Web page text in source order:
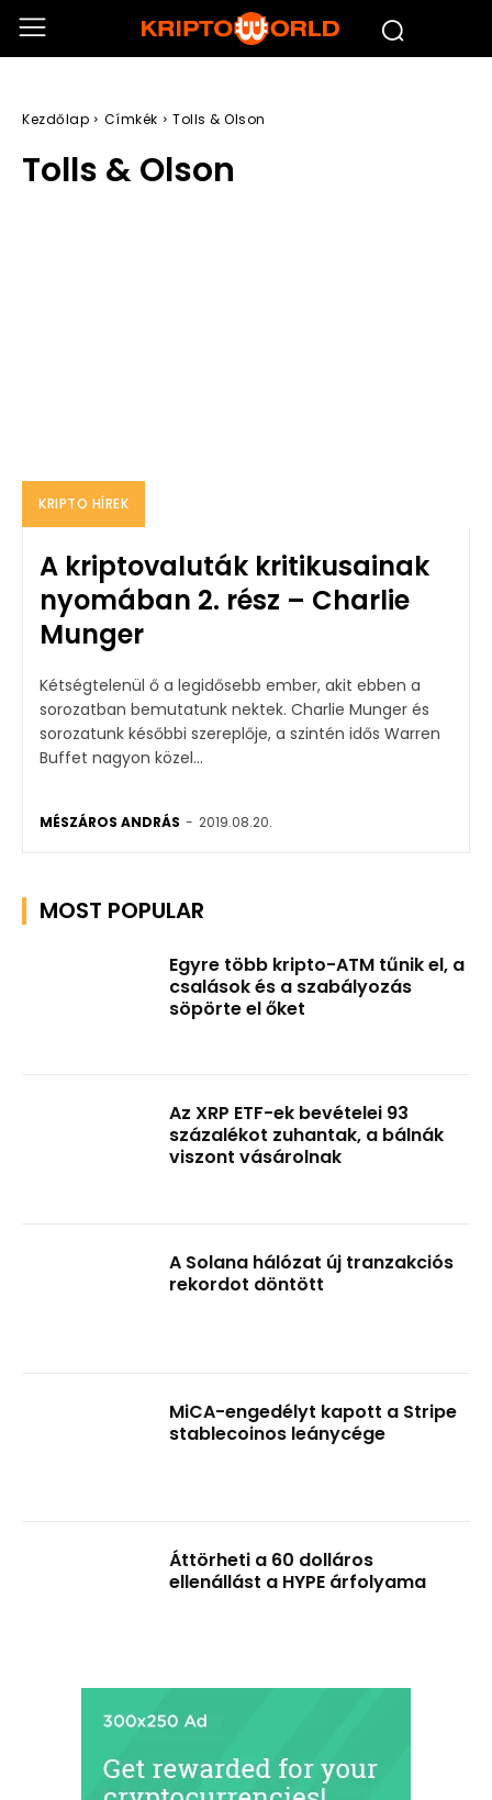
Kezdőlap Címkék Tolls & Olson
Tolls & Olson
KRIPTO HÍREK
A kriptovaluták kritikusainak
nyomában 2. rész – Charlie
Munger
Kétségtelenül ő a legidősebb ember, akit ebben a
sorozatban bemutatunk nektek. Charlie Munger és
sorozatunk későbbi szereplője, a szintén idős Warren
Buffet nagyon közel...
MÉSZÁROS ANDRÁS - 2019.08.20.
MOST POPULAR
Egyre több kripto-ATM tűnik el, a
csalások és a szabályozás
söpörte el őket
Az XRP ETF-ek bevételei 93
százalékot zuhantak, a bálnák
viszont vásárolnak
A Solana hálózat új tranzakciós
rekordot döntött
MiCA-engedélyt kapott a Stripe
stablecoinos leánycége
Áttörheti a 60 dolláros
ellenállást a HYPE árfolyama